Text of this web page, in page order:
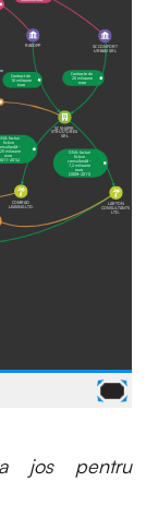
jos pentru